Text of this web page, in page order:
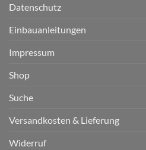
Datenschutz
Einbauanleitungen
Impressum
Shop
Suche
Versandkosten & Lieferung
Widerruf